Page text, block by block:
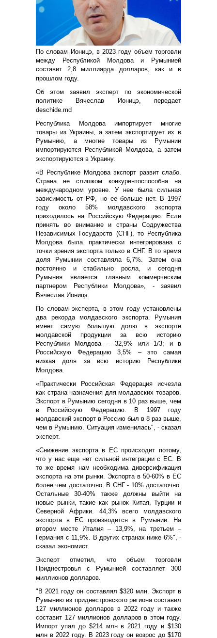
По словам Ионицэ, в 2023 году объем торговли
между Республикой Молдова и Румынией
составит 2,8 миллиарда долларов, как и в
прошлом году.
Об этом заявил эксперт по экономической
политике Вячеслав Ионицэ, передает
deschide.md
Республика Молдова импортирует многие
товары из Украины, а затем экспортирует их в
Румынию, а многие товары из Румынии
импортируются Республикой Молдова, а затем
экспортируются в Украину.
«В Республике Молдова экспорт развит слабо.
Страна не слишком конкурентоспособна на
международном уровне. У нее была сильная
зависимость от РФ, но ее больше нет. В 1997
году около 58% молдавского экспорта
приходилось на Российскую Федерацию. Если
принять во внимание и страны Содружества
Независимых Государств (СНГ), то Республика
Молдова была практически интегрирована с
точки зрения экспорта только в СНГ. В то время
доля Румынии составляла 6,7%. Затем она
постоянно и стабильно росла, и сегодня
Румыния является главным коммерческим
партнером Республики Молдова», - заявил
Вячеслав Ионицэ.
По словам эксперта, в этом году установлены
два рекорда молдавского экспорта. Румыния
имеет самую большую долю в экспорте
молдавской продукции за всю историю
Республики Молдова – 32,9% или 1/3; и в
Российскую Федерацию 3,5% – это самая
низкая доля за всю историю Республики
Молдова.
«Практически Российская Федерация исчезла
как страна назначения для молдавских товаров.
Экспорт в Румынию сегодня в 10 раз выше, чем
в Российскую Федерацию. В 1997 году
молдавский экспорт в Россию был в 8 раз выше,
чем в Румынию. Ситуация изменилась", - сказал
эксперт.
«Снижение экспорта в ЕС происходит потому,
что у нас еще нет сильной интеграции с ЕС. В
то же время нам необходима диверсификация
экспорта на эти рынки. Экспорта в 50-60% в ЕС
более чем достаточно. В СНГ - 10% достаточно.
Остальные 30-40% также должны выйти на
новые рынки, такие как рынок Китая, Турции и
Северной Африки. 44,3% всего молдавского
экспорта в ЕС производится в Румынии. На
втором месте Италия – 13,9%, на третьем –
Германия с 11,9%. В других странах ниже 6%", -
сказал экономист.
Эксперт отметил, что объем торговли
Приднестровья с Румынией составляет 300
миллионов долларов.
"В 2021 году он составлял $320 млн. Экспорт в
Румынию из приднестровского региона составил
127 миллионов долларов в 2022 году и также
составит 127 миллионов долларов в этом году.
Импорт упал до $214 млн в 2021 году и $130
млн в 2022 году. В 2023 году он возрос до $170